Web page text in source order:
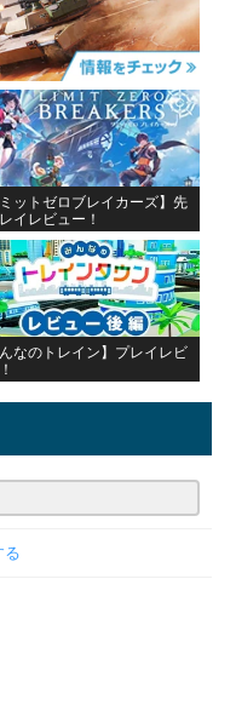
ミットゼロブレイカーズ】先
イレビュー！
んなのトレイン】プレイレビ
る